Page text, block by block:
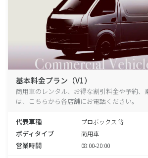
基本料金プラン（V1）
商用車のレンタル、お得な割引料金や予約、
は、こちらから各店舗にお電話ください。
代表車種 プロボックス 等
ボディタイプ 商用車
営業時間 08:00-20:00